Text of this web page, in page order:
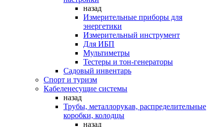
назад
Измерительные приборы для
энергетики
Измерительный инструмент
Для ИБП
Мультиметры
Тестеры и тон-генераторы
Садовый инвентарь
Спорт и туризм
Кабеленесущие системы
назад
Трубы, металлорукав, распределительные
коробки, колодцы
назад